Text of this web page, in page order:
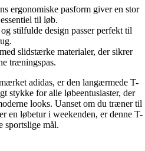
ergonomiske pasform giver en stor
til løb.
stilfulde design passer perfekt til
slidstærke materialer, der sikrer
træningspas.
adidas, er den langærmede T-
stykke for alle løbeentusiaster, der
looks. Uanset om du træner til
en løbetur i weekenden, er denne T-
sportslige mål.